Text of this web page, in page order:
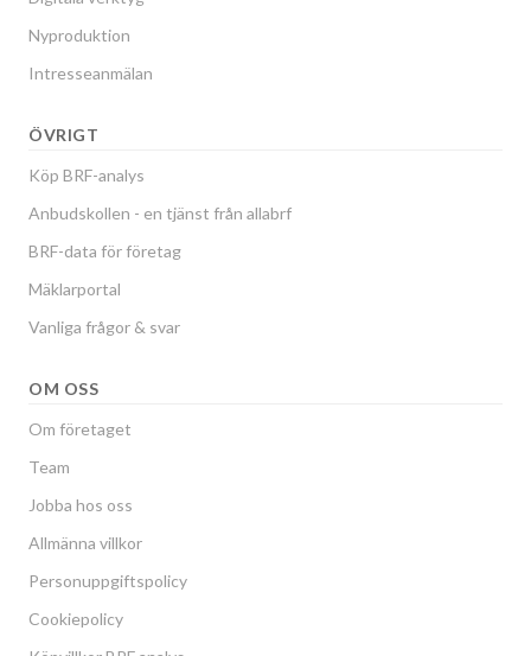
Nyproduktion
Intresseanmälan
ÖVRIGT
Köp BRF-analys
Anbudskollen - en tjänst från allabrf
BRF-data för företag
Mäklarportal
Vanliga frågor & svar
OM OSS
Om företaget
Team
Jobba hos oss
Allmänna villkor
Personuppgiftspolicy
Cookiepolicy